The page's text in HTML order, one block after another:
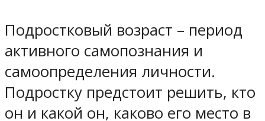
Подростковый возраст – период
активного самопознания и
самоопределения личности.
Подростку предстоит решить, кто
он и какой он, каково его место в